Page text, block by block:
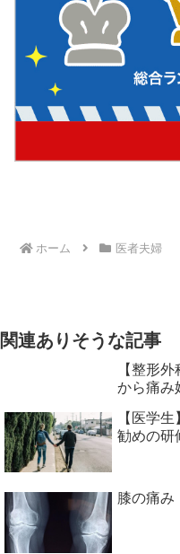
ホーム 医者夫婦
関連ありそうな記事
【整形
から痛み
【医学
勧めの研
膝の痛